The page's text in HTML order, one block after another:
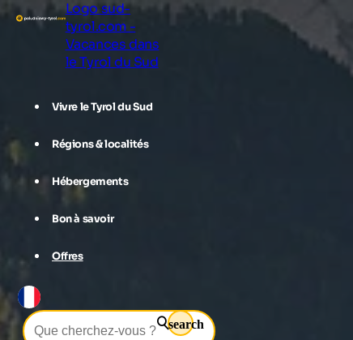
Logo sud-
tyrol.com -
Vacances dans
le Tyrol du Sud
Vivre le Tyrol du Sud
Régions & localités
Hébergements
Bon à savoir
Offres
search